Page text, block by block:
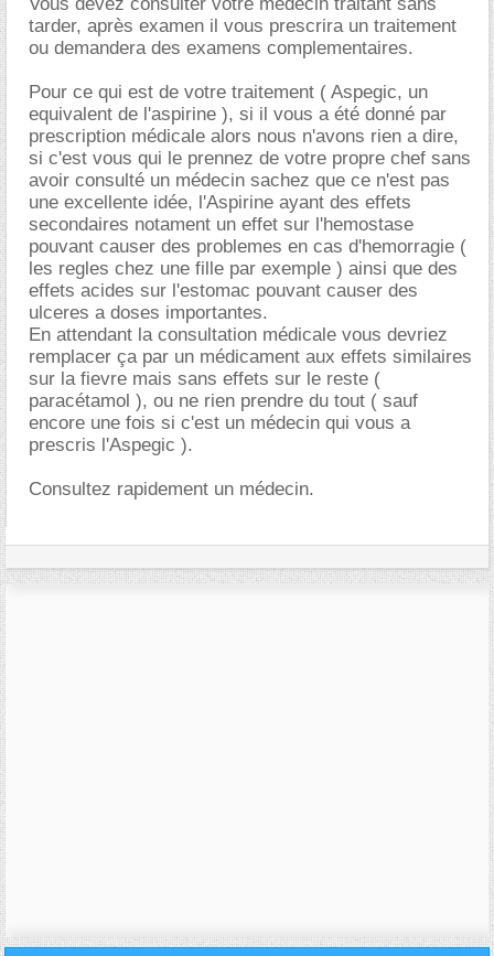
tarder, après examen il vous prescrira un traitement
ou demandera des examens complementaires.
Pour ce qui est de votre traitement ( Aspegic, un
equivalent de l'aspirine ), si il vous a été donné par
prescription médicale alors nous n'avons rien a dire,
si c'est vous qui le prennez de votre propre chef sans
avoir consulté un médecin sachez que ce n'est pas
une excellente idée, l'Aspirine ayant des effets
secondaires notament un effet sur l'hemostase
pouvant causer des problemes en cas d'hemorragie (
les regles chez une fille par exemple ) ainsi que des
effets acides sur l'estomac pouvant causer des
ulceres a doses importantes.
En attendant la consultation médicale vous devriez
remplacer ça par un médicament aux effets similaires
sur la fievre mais sans effets sur le reste (
paracétamol ), ou ne rien prendre du tout ( sauf
encore une fois si c'est un médecin qui vous a
prescris l'Aspegic ).
Consultez rapidement un médecin.